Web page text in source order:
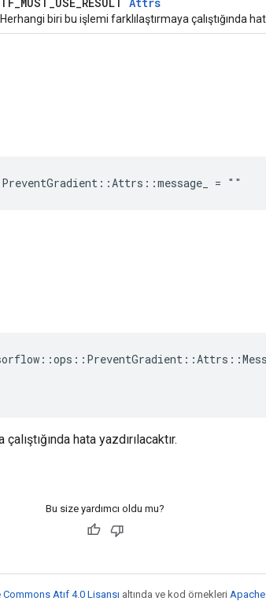
Herhangi biri bu işlemi farklılaştırmaya çalıştığında
= ""
hata yazdırılacaktır.
Bu size yardımcı oldu mu?
Commons Atıf 4.0 Lisansı altında ve kod örnekleri Apache